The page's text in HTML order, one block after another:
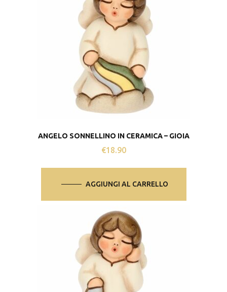
ANGELO SONNELLINO IN CERAMICA – GIOIA
€18.90
AGGIUNGI AL CARRELLO